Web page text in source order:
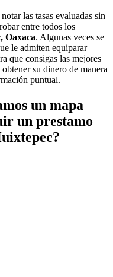
las tasas evaluadas sin
entre todos los
Oaxaca. Algunas veces se
le admiten equiparar
que consigas las mejores
su dinero de manera
puntual.
un mapa
un prestamo